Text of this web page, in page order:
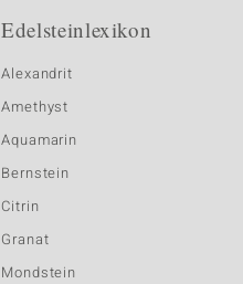
Edelsteinlexikon
Alexandrit
Amethyst
Aquamarin
Bernstein
Citrin
Granat
Mondstein